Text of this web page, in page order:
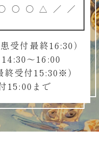
○ ○ △ ／ ／
受付最終16:30）
～16:00
終受付15:30※）
15:00まで